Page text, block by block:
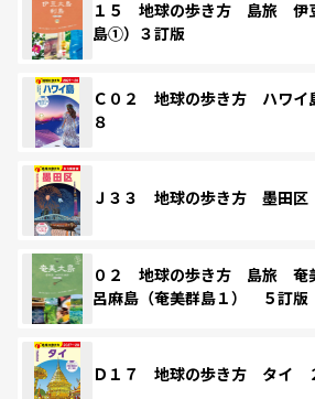
１５ 地球の歩き方 島旅 伊
島①）３訂版
Ｃ０２ 地球の歩き方 ハワイ
８
Ｊ３３ 地球の歩き方 墨田区
０２ 地球の歩き方 島旅
呂麻島（奄美群島１） ５訂版
Ｄ１７ 地球の歩き方 タイ